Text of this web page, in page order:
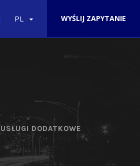
WYŚLIJ ZAPYTANIE
PL
USŁUGI DODATKOWE